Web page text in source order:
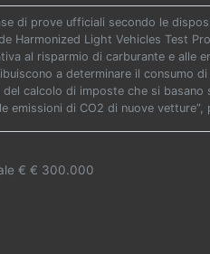
di prove ufficiali secondo le
Harmonized Light Vehicles Test
al risparmio di carburante e
a determinare il consumo
calcolo di imposte che si
emissioni di CO2 di nuove
€ € 300.000